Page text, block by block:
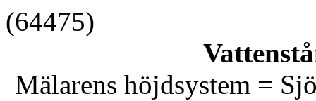
(64475)
Mälarens höjdsystem =